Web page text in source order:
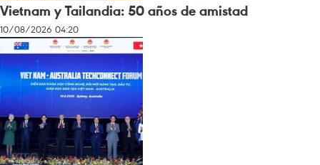
Vietnam y Tailandia: 50 años de amistad
10/08/2026 04:20